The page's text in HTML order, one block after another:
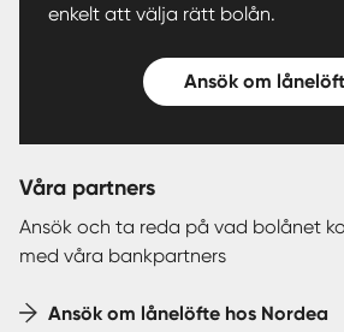
enkelt att välja rätt bolån.
Ansök om
Våra partners
Ansök och ta reda på vad bolånet
med våra bankpartners
Ansök om lånelöfte hos Nordea